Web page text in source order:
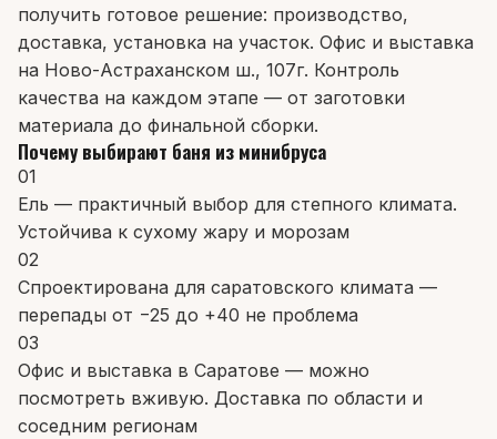
получить готовое решение: производство,
доставка, установка на участок. Офис и выставка
на Ново-Астраханском ш., 107г. Контроль
качества на каждом этапе — от заготовки
материала до финальной сборки.
Почему выбирают баня из минибруса
01
Ель — практичный выбор для степного климата.
Устойчива к сухому жару и морозам
02
Спроектирована для саратовского климата —
перепады от −25 до +40 не проблема
03
Офис и выставка в Саратове — можно
посмотреть вживую. Доставка по области и
соседним регионам